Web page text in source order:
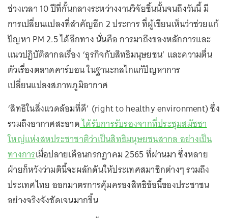
ช่วงเวลา 10 ปีที่กั้นกลางระหว่างงานวิจัยชิ้นนั้นจนถึงวันนี้ มี
การเปลี่ยนแปลงที่สำคัญอีก 2 ประการ ที่ผู้เขียนเห็นว่าช่วยแก้
ปัญหา PM 2.5 ได้อีกทาง นั่นคือ การมาถึงของหลักการและ
แนวปฏิบัติสากลเรื่อง ‘ธุรกิจกับสิทธิมนุษยชน’ และความตื่น
ตัวเรื่องตลาดคาร์บอน ในฐานะกลไกแก้ปัญหาการ
เปลี่ยนแปลงสภาพภูมิอากาศ
‘สิทธิในสิ่งแวดล้อมที่ดี’ (right to healthy environment) ซึ่ง
รวมถึงอากาศสะอาดได้รับการรับรองจากที่ประชุมสมัชชา
ใหญ่แห่งสหประชาชาติว่าเป็นสิทธิมนุษยชนสากล อย่างเป็น
ทางการเมื่อปลายเดือนกรกฎาคม 2565 ที่ผ่านมา ซึ่งหลาย
ฝ่ายก็หวังว่ามตินี้จะผลักดันให้ประเทศสมาชิกต่างๆ รวมถึง
ประเทศไทย ออกมาตรการคุ้มครองสิทธิข้อนี้ของประชาชน
อย่างจริงจังชัดเจนมากขึ้น